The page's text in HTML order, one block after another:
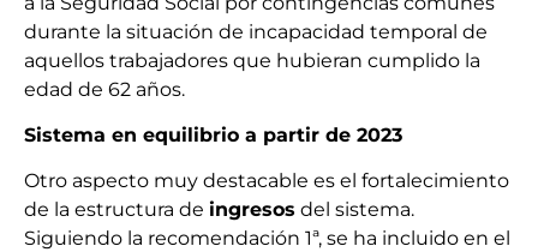
durante la situación de incapacidad temporal de
aquellos trabajadores que hubieran cumplido la
edad de 62 años.
Sistema en equilibrio a partir de 2023
Otro aspecto muy destacable es el fortalecimiento
de la estructura de ingresos del sistema.
Siguiendo la recomendación 1ª, se ha incluido en el